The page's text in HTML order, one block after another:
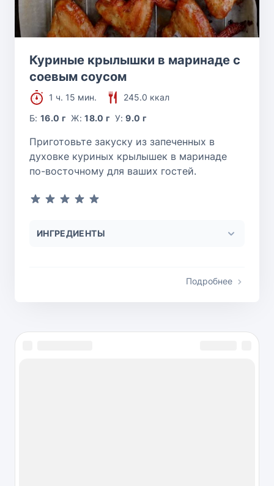
Куриные крылышки в маринаде с
соевым соусом
1 ч. 15 мин.
245.0 ккал
Б:16.0 г Ж:18.0 г У:9.0 г
Приготовьте закуску из запеченных в
духовке куриных крылышек в маринаде
по-восточному для ваших гостей.
ИНГРЕДИЕНТЫ
Подробнее